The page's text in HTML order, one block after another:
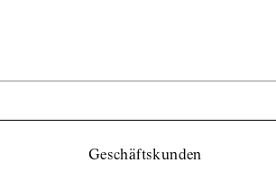
Geschäftskunden